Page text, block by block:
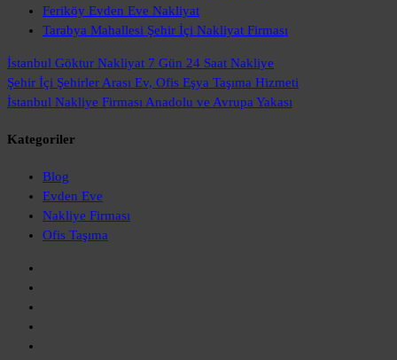
Feriköy Evden Eve Nakliyat
Tarabya Mahallesi Şehir İçi Nakliyat Firması
İstanbul Göktur Nakliyat 7 Gün 24 Saat Nakliye
Şehir İçi Şehirler Arası Ev, Ofis Eşya Taşıma Hizmeti
İstanbul Nakliye Firması Anadolu ve Avrupa Yakası
Kategoriler
Blog
Evden Eve
Nakliye Firması
Ofis Taşıma